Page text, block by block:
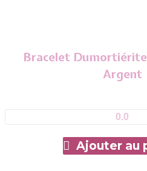
Bracelet
Argent
0.0
Ajouter au